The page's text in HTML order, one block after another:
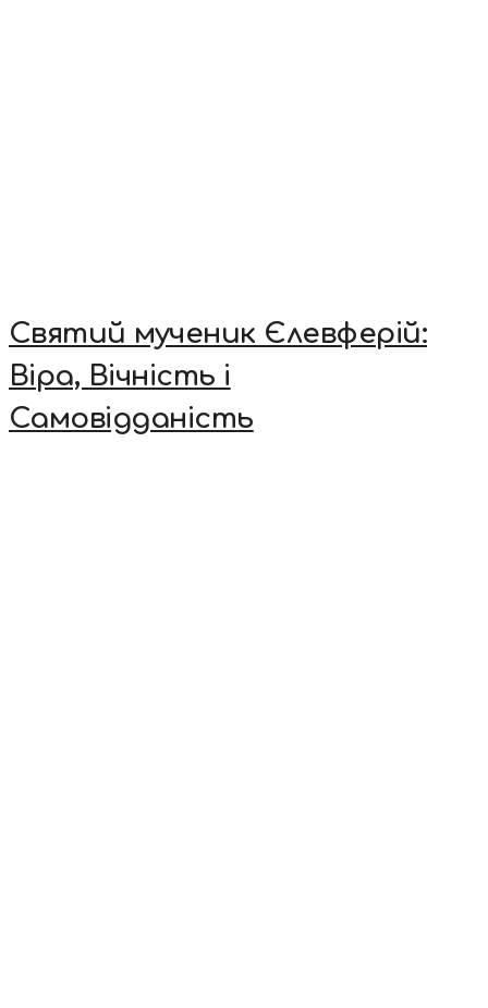
Святий мученик Єлевферій:
Віра, Вічність і
Самовідданість